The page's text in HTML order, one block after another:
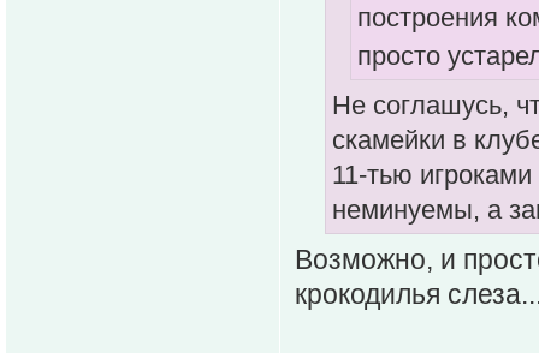
построения
просто
Не соглашусь,
скамейки в
11-тью
неминуемы, а
Возможно, и
крокодилья